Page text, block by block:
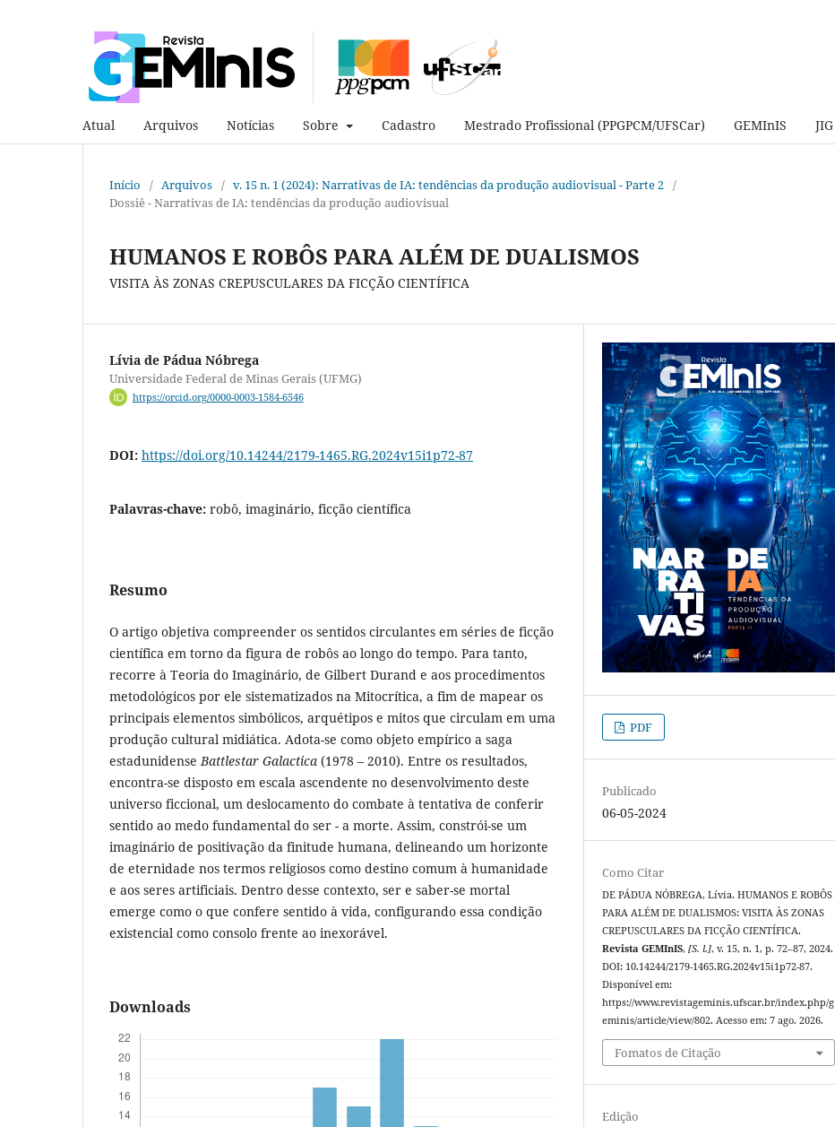
Atual Arquivos Notícias Sobre Cadastro Mestrado Profissional (PPGPCM/UFSCar) GEMInIS JIG
Início / Arquivos / v. 15 n. 1 (2024): Narrativas de IA: tendências da produção audiovisual - Parte 2 /
Dossiê - Narrativas de IA: tendências da produção audiovisual
HUMANOS E ROBÔS PARA ALÉM DE DUALISMOS
VISITA ÀS ZONAS CREPUSCULARES DA FICÇÃO CIENTÍFICA
Lívia de Pádua Nóbrega
Universidade Federal de Minas Gerais (UFMG)
https://orcid.org/0000-0003-1584-6546
DOI: https://doi.org/10.14244/2179-1465.RG.2024v15i1p72-87
Palavras-chave: robô, imaginário, ficção científica
Resumo
O artigo objetiva compreender os sentidos circulantes em séries de ficção
científica em torno da figura de robôs ao longo do tempo. Para tanto,
recorre à Teoria do Imaginário, de Gilbert Durand e aos procedimentos
metodológicos por ele sistematizados na Mitocrítica, a fim de mapear os
principais elementos simbólicos, arquétipos e mitos que circulam em uma
produção cultural midiática. Adota-se como objeto empírico a saga
estadunidenseBattlestar Galactica (1978 – 2010). Entre os resultados,
encontra-se disposto em escala ascendente no desenvolvimento deste
universo ficcional, um deslocamento do combate à tentativa de conferir
sentido ao medo fundamental do ser - a morte. Assim, constrói-se um
imaginário de positivação da finitude humana, delineando um horizonte
de eternidade nos termos religiosos como destino comum à humanidade
e aos seres artificiais. Dentro desse contexto, ser e saber-se mortal
emerge como o que confere sentido à vida, configurando essa condição
existencial como consolo frente ao inexorável.
Downloads
PDF
Publicado
06-05-2024
Como Citar
DE PÁDUA NÓBREGA, Lívia. HUMANOS E ROBÔS
PARA ALÉM DE DUALISMOS: VISITA ÀS ZONAS
CREPUSCULARES DA FICÇÃO CIENTÍFICA.
Revista GEMInIS,[S. l.], v. 15, n. 1, p. 72–87, 2024.
DOI: 10.14244/2179-1465.RG.2024v15i1p72-87.
Disponível em:
https://www.revistageminis.ufscar.br/index.php/g
eminis/article/view/802. Acesso em: 7 ago. 2026.
Fomatos de Citação
Edição